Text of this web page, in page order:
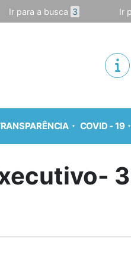
Ir para a busca 3 Ir
COVID - 19